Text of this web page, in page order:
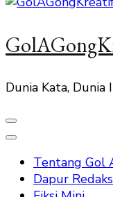
Dunia Kata, Dunia
Tentang Gol
Dapur